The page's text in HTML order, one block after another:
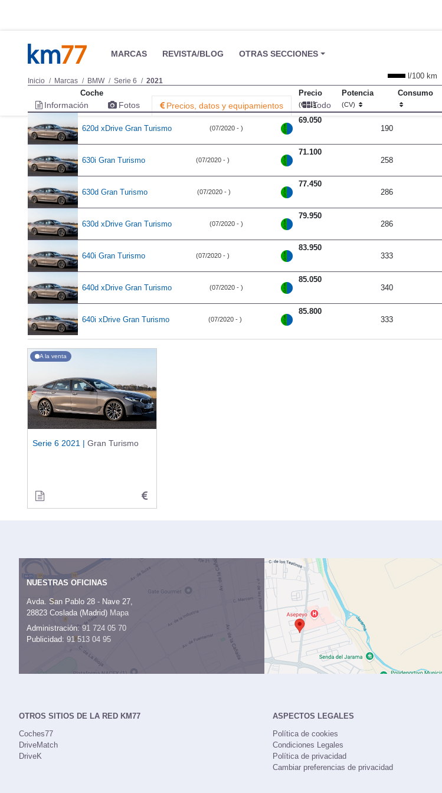
MARCAS REVISTA/BLOG OTRAS SECCIONES
Inicio Marcas BMW Serie 6 2021
Información Fotos Precios, datos y equipamientos Todo
l/100 km
Coche
Precio
(€)
Potencia
(CV)
Consumo
620d xDrive Gran Turismo (07/2020 - )
69.050
190
630i Gran Turismo (07/2020 - )
71.100
258
630d Gran Turismo (07/2020 - )
77.450
286
630d xDrive Gran Turismo (07/2020 - )
79.950
286
640i Gran Turismo (07/2020 - )
83.950
333
640d xDrive Gran Turismo (07/2020 - )
85.050
340
640i xDrive Gran Turismo (07/2020 - )
85.800
333
A la venta
Serie 6 2021 | Gran Turismo
NUESTRAS OFICINAS
Avda. San Pablo 28 - Nave 27,
28823 Coslada (Madrid) Mapa
Administración:91 724 05 70
Publicidad: 91 513 04 95
OTROS SITIOS DE LA RED KM77
Coches77
DriveMatch
DriveK
ASPECTOS LEGALES
Política de cookies
Condiciones Legales
Política de privacidad
Cambiar preferencias de privacidad